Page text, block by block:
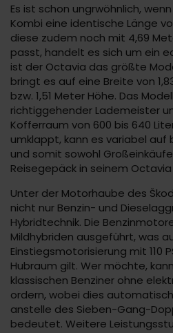
Es ist schon ungrwöhnlich,
Kombi eine identische Länge
diese zudem noch mit 4,69
passt, handelt es sich um ein
ist der Octavia das größte
bringt es auf eine Breite von
bzw. 1,51 Meter Höhe. Das
richtiggehender Lademeister
Kofferraum von 600 bis 640
umklappt, kann es variabel auf
und somit sowohl
Reisegepäck in seinem
Unter der Motorhaube des
nicht nur Benzin- und
Hybridtechnik. Die
Mildhybriden ausgeführt, was
Einstiegsmotorisierung mit 110
Hubraum gilt. Wer möchte,
klassischen Benziner ohne
ordern, wobei dies
anstelle des Sieben-Gang-
bedeutet. Weitere